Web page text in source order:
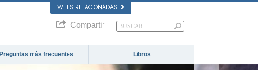
WEBS RELACIONADAS
Compartir
Preguntas más frecuentes Libros